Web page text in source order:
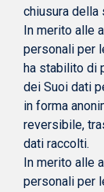
chiusura della
In merito alle
personali per
ha stabilito di
dei Suoi dati
in forma
reversibile,
dati raccolti.
In merito alle
personali per